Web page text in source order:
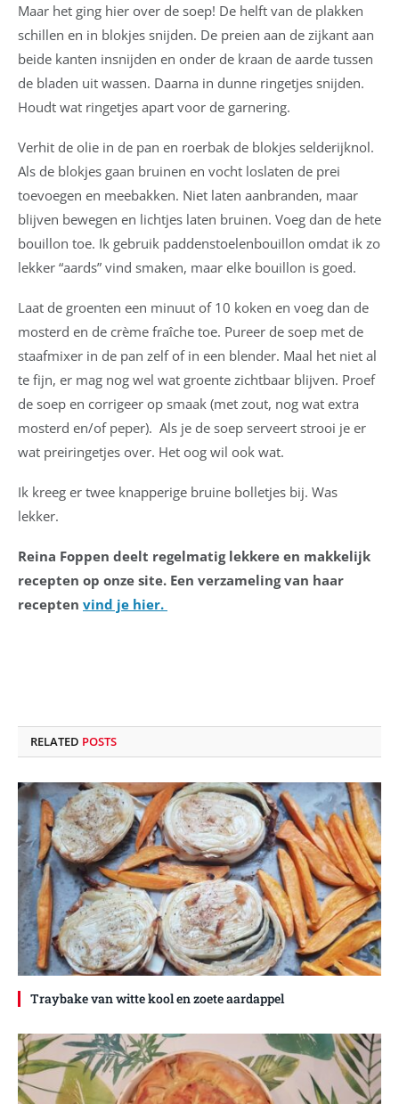
Maar het ging hier over de soep! De helft van de plakken
schillen en in blokjes snijden. De preien aan de zijkant aan
beide kanten insnijden en onder de kraan de aarde tussen
de bladen uit wassen. Daarna in dunne ringetjes snijden.
Houdt wat ringetjes apart voor de garnering.
Verhit de olie in de pan en roerbak de blokjes selderijknol.
Als de blokjes gaan bruinen en vocht loslaten de prei
toevoegen en meebakken. Niet laten aanbranden, maar
blijven bewegen en lichtjes laten bruinen. Voeg dan de hete
bouillon toe. Ik gebruik paddenstoelenbouillon omdat ik zo
lekker “aards” vind smaken, maar elke bouillon is goed.
Laat de groenten een minuut of 10 koken en voeg dan de
mosterd en de crème fraîche toe. Pureer de soep met de
staafmixer in de pan zelf of in een blender. Maal het niet al
te fijn, er mag nog wel wat groente zichtbaar blijven. Proef
de soep en corrigeer op smaak (met zout, nog wat extra
mosterd en/of peper). Als je de soep serveert strooi je er
wat preiringetjes over. Het oog wil ook wat.
Ik kreeg er twee knapperige bruine bolletjes bij. Was
lekker.
Reina Foppen deelt regelmatig lekkere en makkelijk
recepten op onze site. Een verzamelingvan haar
recepten vind je hier.
RELATED POSTS
Traybake van witte kool en zoete aardappel